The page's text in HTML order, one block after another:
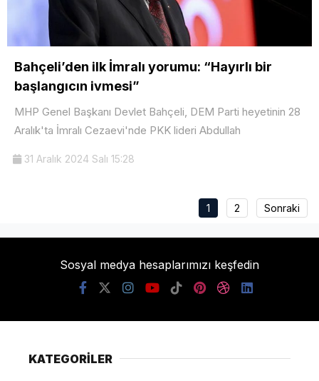
Bahçeli’den ilk İmralı yorumu: “Hayırlı bir
başlangıcın ivmesi”
MHP Genel Başkanı Devlet Bahçeli, DEM Parti heyetinin 28
Aralık'ta İmralı Cezaevi'nde PKK lideri Abdullah
31 Aralık 2024 Salı 15:28
1 2 Sonraki
Sosyal medya hesaplarımızı keşfedin
KATEGORİLER